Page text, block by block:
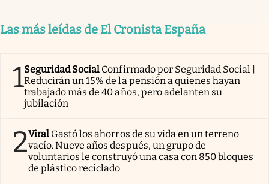
Las más leídas de El Cronista España
1Seguridad Social Confirmado por Seguridad Social |
Reducirán un 15% de la pensión a quienes hayan
trabajado más de 40 años, pero adelanten su
jubilación
2Viral Gastó los ahorros de su vida en un terreno
vacío. Nueve años después, un grupo de
voluntarios le construyó una casa con 850 bloques
de plástico reciclado